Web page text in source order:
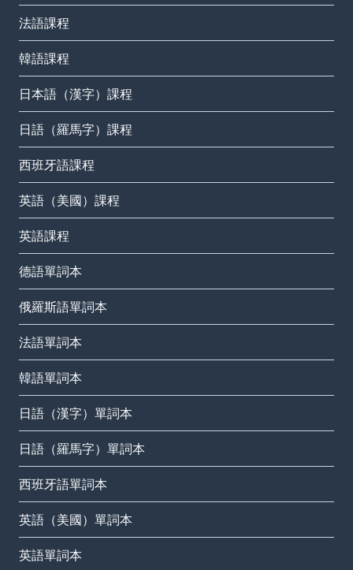
法語課程
韓語課程
日本語（漢字）課程
日語（羅馬字）課程
西班牙語課程
英語（美國）課程
英語課程
德語單詞本
俄羅斯語單詞本
法語單詞本
韓語單詞本
日語（漢字）單詞本
日語（羅馬字）單詞本
西班牙語單詞本
英語（美國）單詞本
英語單詞本